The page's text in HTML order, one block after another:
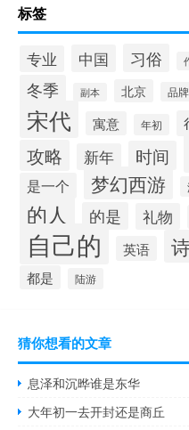
标签
专业 中国 习俗
冬季 副本 北京 品牌
宋代 寓意 年初
攻略 新年 时间
是一个 梦幻西游
的人 的是 礼物
自己的 英语
都是 陆游
猜你想看的文章
息泽和沉晔谁是东华
大年初一去开封还是商丘